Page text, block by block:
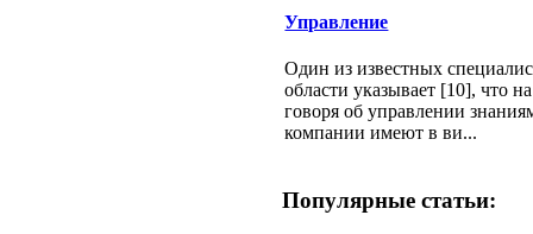
Управление
Один из известных
области указывает [10], что
говоря об управлении
компании имеют в ви...
Популярные статьи: